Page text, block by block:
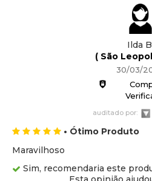
Ilda
( São
30/03/
auditado por:
• Ótimo Produto
Maravilhoso
Sim, recomendaria este